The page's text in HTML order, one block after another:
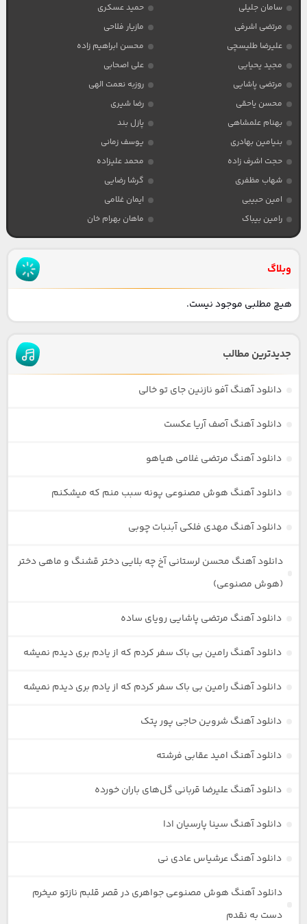
سامان جلیلی
حمید عسکری
مرتضی اشرفی
مازیار فلاحی
علیرضا طلیسچی
محسن ابراهیم زاده
مجید یحیایی
علی اصحابی
مرتضی پاشایی
روزبه نعمت الهی
محسن یاحقی
رضا شیری
بهنام علمشاهی
پازل بند
بنیامین بهادری
یوسف زمانی
حجت اشرف زاده
محمد علیزاده
شهاب مظفری
گرشا رضایی
امین حبیبی
ایمان غلامی
رامین بیباک
ماهان بهرام خان
وبلاگ
هیچ مطلبی موجود نیست.
جدیدترین مطالب
دانلود آهنگ آفو نازنین جای تو خالی
دانلود آهنگ آصف آریا عکست
دانلود آهنگ مرتضی غلامی هیاهو
دانلود آهنگ هوش مصنوعی پونه سبب منم که میشکنم
دانلود آهنگ مهدی فلکی آبنبات چوبی
دانلود آهنگ محسن لرستانی آخ چه بلایی دختر قشنگ و ماهی دختر
(هوش مصنوعی)
دانلود آهنگ مرتضی پاشایی رویای ساده
دانلود آهنگ رامین بی باک سفر کردم که از یادم بری دیدم نمیشه
دانلود آهنگ رامین بی باک سفر کردم که از یادم بری دیدم نمیشه
دانلود آهنگ شروین حاجی پور پتک
دانلود آهنگ امید عقابی فرشته
دانلود آهنگ علیرضا قربانی گل‌های باران خورده
دانلود آهنگ سینا پارسیان ادا
دانلود آهنگ عرشیاس عادی نی
دانلود آهنگ هوش مصنوعی جواهری در قصر قلبم نازتو میخرم
دست به نقدم